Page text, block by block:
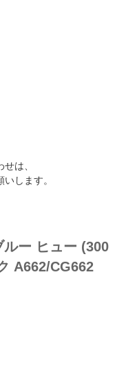
は、
します。
ー ヒュー (300
A662/CG662